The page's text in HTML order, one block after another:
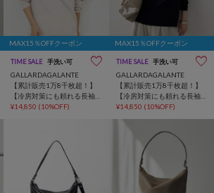
MAX15％OFFクーポン
TIME SALE 手洗い可
GALLARDAGALANTE
【累計販売1万8千枚超！】
【冷房対策にも頼れる長袖
】バックスリットブラウス
¥14,850 (10%OFF)
MAX15％OFFクーポン
TIME SALE 手洗い可
GALLARDAGALANTE
【累計販売1万8千枚超！】
【冷房対策にも頼れる長袖
】バックスリットブラウス
¥14,850 (10%OFF)